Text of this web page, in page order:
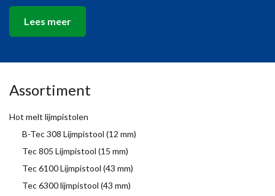
Lees meer
Assortiment
Hot melt lijmpistolen
B-Tec 308 Lijmpistool (12 mm)
Tec 805 Lijmpistool (15 mm)
Tec 6100 Lijmpistool (43 mm)
Tec 6300 lijmpistool (43 mm)